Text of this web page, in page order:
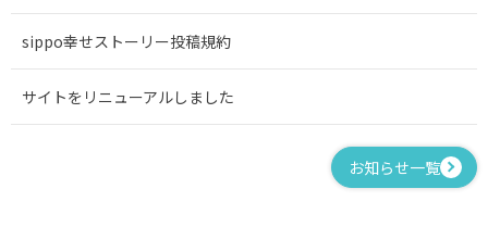
sippo幸せストーリー投稿規約
サイトをリニューアルしました
お知らせ一覧